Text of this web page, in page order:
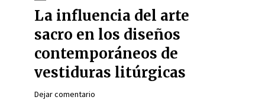
La influencia del arte
sacro en los diseños
contemporáneos de
vestiduras litúrgicas
Dejar comentario